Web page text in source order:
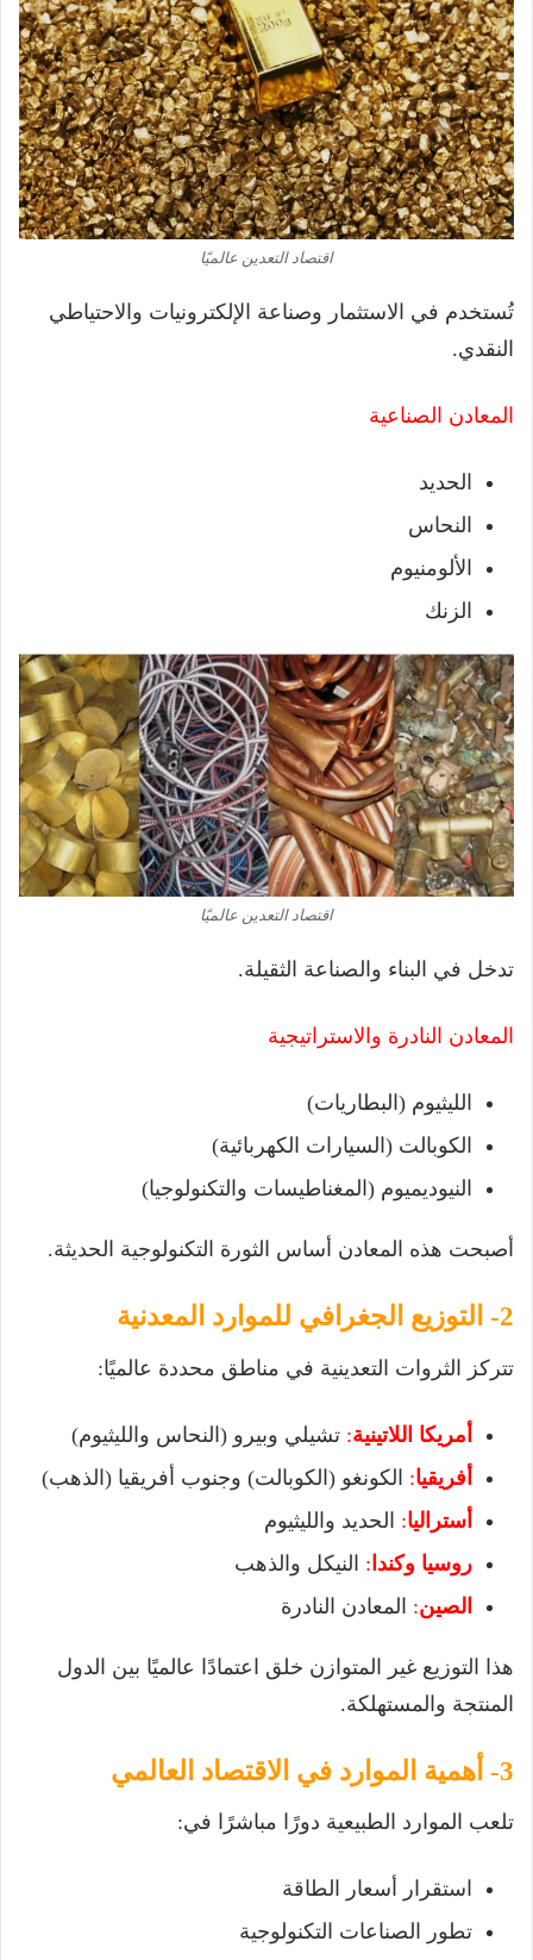
اقتصاد التعدين عالميًا
تُستخدم في الاستثمار وصناعة الإلكترونيات والاحتياطي
النقدي.
المعادن الصناعية
الحديد
النحاس
الألومنيوم
الزنك
اقتصاد التعدين عالميًا
تدخل في البناء والصناعة الثقيلة.
المعادن النادرة والاستراتيجية
الليثيوم (البطاريات)
الكوبالت (السيارات الكهربائية)
النيوديميوم (المغناطيسات والتكنولوجيا)
أصبحت هذه المعادن أساس الثورة التكنولوجية الحديثة.
2- التوزيع الجغرافي للموارد المعدنية
تتركز الثروات التعدينية في مناطق محددة عالميًا:
أمريكا اللاتينية: تشيلي وبيرو (النحاس والليثيوم)
أفريقيا: الكونغو (الكوبالت) وجنوب أفريقيا (الذهب)
أستراليا: الحديد والليثيوم
روسيا وكندا : النيكل والذهب
الصين: المعادن النادرة
هذا التوزيع غير المتوازن خلق اعتمادًا عالميًا بين الدول
المنتجة والمستهلكة.
3- أهمية الموارد في الاقتصاد العالمي
تلعب الموارد الطبيعية دورًا مباشرًا في:
استقرار أسعار الطاقة
تطور الصناعات التكنولوجية